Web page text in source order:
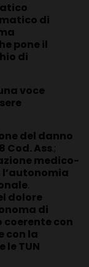
di
pone il
di
voce
del danno
Cod. Ass.;
medico-
.
dolore
di
coerente con
con la
le TUN